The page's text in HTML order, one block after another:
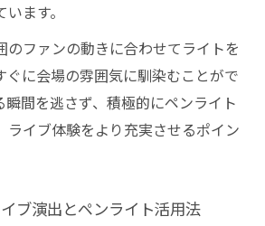
ます。
のファンの動きに合わせてライトを
ぐに会場の雰囲気に馴染むことがで
瞬間を逃さず、積極的にペンライト
ライブ体験をより充実させるポイン
ブ演出とペンライト活用法